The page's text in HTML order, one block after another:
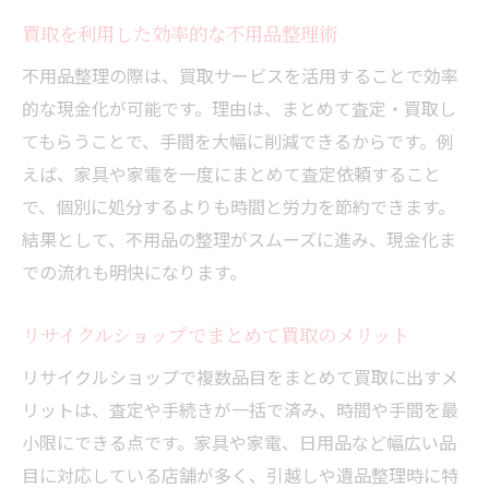
買取を利用した効率的な不用品整理術
不用品整理の際は、買取サービスを活用することで効率
的な現金化が可能です。理由は、まとめて査定・買取し
てもらうことで、手間を大幅に削減できるからです。例
えば、家具や家電を一度にまとめて査定依頼すること
で、個別に処分するよりも時間と労力を節約できます。
結果として、不用品の整理がスムーズに進み、現金化ま
での流れも明快になります。
リサイクルショップでまとめて買取のメリット
リサイクルショップで複数品目をまとめて買取に出すメ
リットは、査定や手続きが一括で済み、時間や手間を最
小限にできる点です。家具や家電、日用品など幅広い品
目に対応している店舗が多く、引越しや遺品整理時に特